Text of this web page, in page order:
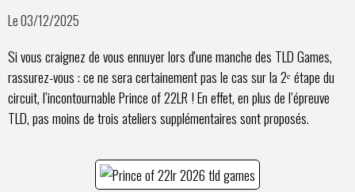
Le 03/12/2025
Si vous craignez de vous ennuyer lors d'une manche des TLD Games,
rassurez-vous : ce ne sera certainement pas le cas sur la 2ᵉ étape du
circuit, l’incontournable Prince of 22LR ! En effet, en plus de l’épreuve
TLD, pas moins de trois ateliers supplémentaires sont proposés.